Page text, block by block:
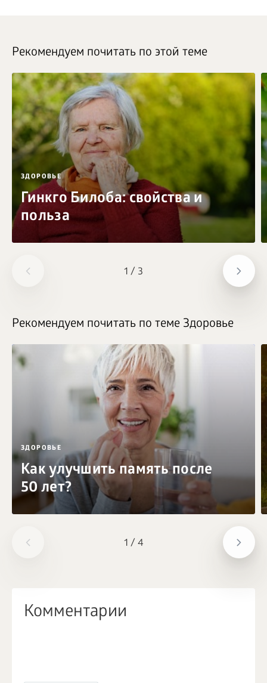
1 / 3
Рекомендуем почитать по этой теме
ЗДОРОВЬЕ
Гинкго Билоба: свойства и
польза
1 / 4
Рекомендуем почитать по теме Здоровье
ЗДОРОВЬЕ
Как улучшить память после
50 лет?
Комментарии